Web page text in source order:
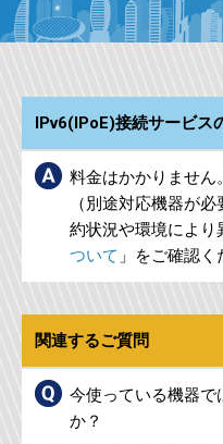
IPv6(IPoE)接続サービス
料金はかかりません
（別途対応機器が
約状況や環境により
ついて 」をご確認く
関連するご質問
今使っている機器で
か？